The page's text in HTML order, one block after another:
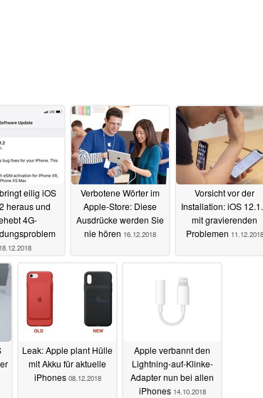
eilig iOS
heraus und
4G-
18.12.2018
Verbotene Wörter im
Apple-Store: Diese
Ausdrücke werden Sie
nie hören 16.12.2018
Vorsicht vor der
Installation: iOS
mit gravierenden
Problemen 11.12.2018
Leak: Apple plant Hülle
mit Akku für aktuelle
iPhones 08.12.2018
Apple verbannt den
Lightning-auf-Klinke-
Adapter nun bei allen
iPhones 14.10.2018